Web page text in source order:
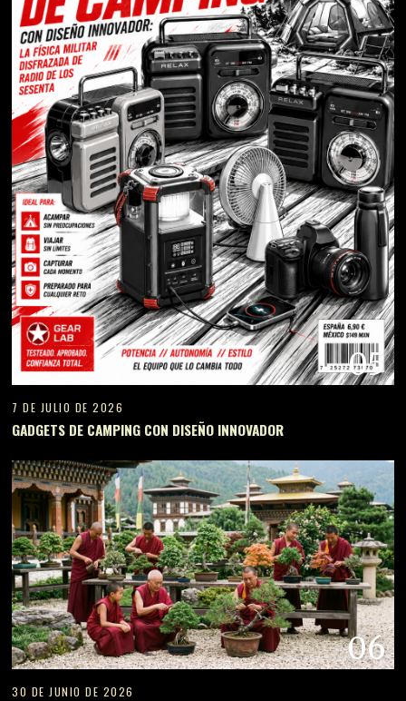
05
7 DE JULIO DE 2026
GADGETS DE CAMPING CON DISEÑO INNOVADOR
06
30 DE JUNIO DE 2026